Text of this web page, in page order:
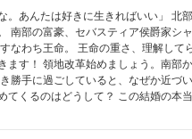
。あんたは好きに生きればいい」 北
南部の富豪、セバスティア侯爵家シ
なわち王命。 王命の重さ、理解し
ます！ 領地改革始めましょう。南部
勝手に過ごしていると、なぜか近づ
くるのはどうして？ この結婚の本